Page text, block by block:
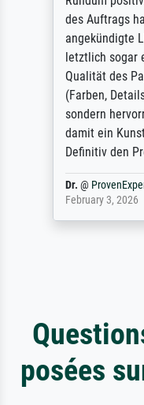
des Auftrags
angekündigte
letztlich sogar
Qualität des
(Farben,
sondern
damit ein
Definitiv den
Dr. @
February 3, 2026
posées